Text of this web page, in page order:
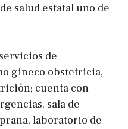
salud estatal uno de
de
gineco obstetricia,
cuenta con
sala de
laboratorio de